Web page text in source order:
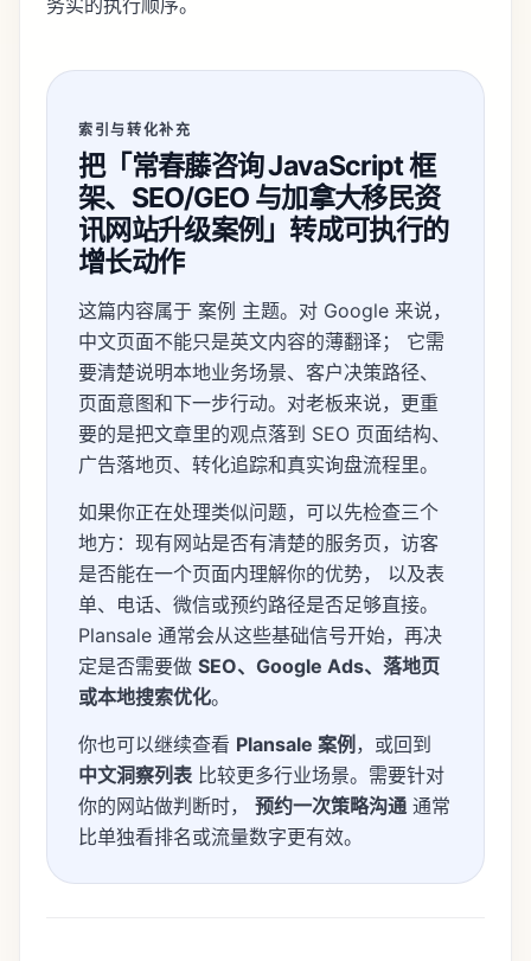
务实的执行顺序。
索引与转化补充
把「常春藤咨询 JavaScript 框
架、SEO/GEO 与加拿大移民资
讯网站升级案例」转成可执行的
增长动作
这篇内容属于 案例 主题。对 Google 来说，
中文页面不能只是英文内容的薄翻译； 它需
要清楚说明本地业务场景、客户决策路径、
页面意图和下一步行动。对老板来说，更重
要的是把文章里的观点落到 SEO 页面结构、
广告落地页、转化追踪和真实询盘流程里。
如果你正在处理类似问题，可以先检查三个
地方：现有网站是否有清楚的服务页，访客
是否能在一个页面内理解你的优势， 以及表
单、电话、微信或预约路径是否足够直接。
Plansale 通常会从这些基础信号开始，再决
定是否需要做 SEO、Google Ads、落地页
或本地搜索优化。
你也可以继续查看 Plansale 案例 ，或回到
中文洞察列表 比较更多行业场景。需要针对
你的网站做判断时， 预约一次策略沟通通常
比单独看排名或流量数字更有效。